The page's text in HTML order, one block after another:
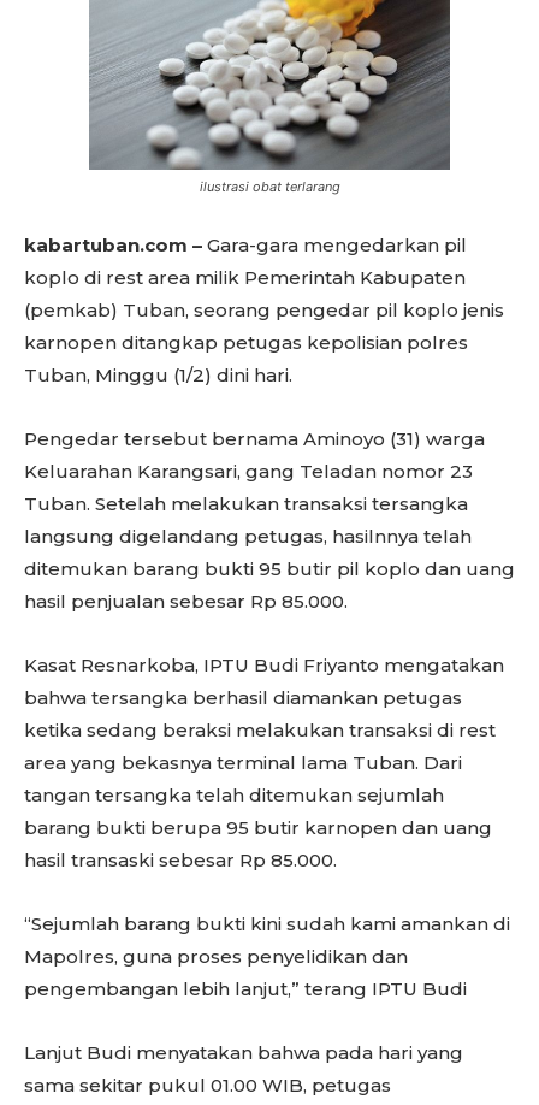
ilustrasi obat terlarang
kabartuban.com – Gara-gara mengedarkan pil
koplo di rest area milik Pemerintah Kabupaten
(pemkab) Tuban, seorang pengedar pil koplo jenis
karnopen ditangkap petugas kepolisian polres
Tuban, Minggu (1/2) dini hari.
Pengedar tersebut bernama Aminoyo (31) warga
Keluarahan Karangsari, gang Teladan nomor 23
Tuban. Setelah melakukan transaksi tersangka
langsung digelandang petugas, hasilnnya telah
ditemukan barang bukti 95 butir pil koplo dan uang
hasil penjualan sebesar Rp 85.000.
Kasat Resnarkoba, IPTU Budi Friyanto mengatakan
bahwa tersangka berhasil diamankan petugas
ketika sedang beraksi melakukan transaksi di rest
area yang bekasnya terminal lama Tuban. Dari
tangan tersangka telah ditemukan sejumlah
barang bukti berupa 95 butir karnopen dan uang
hasil transaski sebesar Rp 85.000.
“Sejumlah barang bukti kini sudah kami amankan di
Mapolres, guna proses penyelidikan dan
pengembangan lebih lanjut,” terang IPTU Budi
Lanjut Budi menyatakan bahwa pada hari yang
sama sekitar pukul 01.00 WIB, petugas